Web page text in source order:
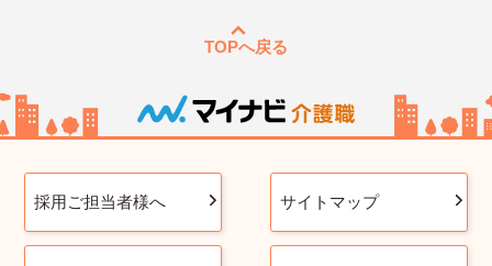
TOPへ戻る
採用ご担当者様へ サイトマップ